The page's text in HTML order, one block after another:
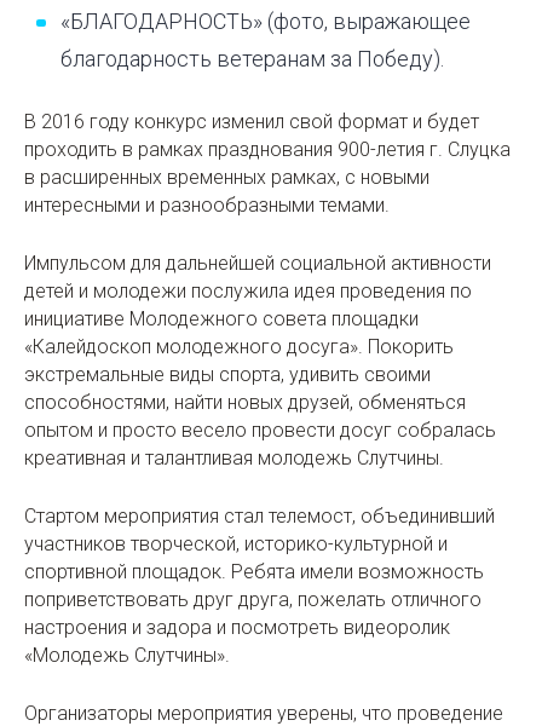
«БЛАГОДАРНОСТЬ» (фото, выражающее
благодарность ветеранам за Победу).
В 2016 году конкурс изменил свой формат и будет
проходить в рамках празднования 900-летия г. Слуцка
в расширенных временных рамках, с новыми
интересными и разнообразными темами.
Импульсом для дальнейшей социальной активности
детей и молодежи послужила идея проведения по
инициативе Молодежного совета площадки
«Калейдоскоп молодежного досуга». Покорить
экстремальные виды спорта, удивить своими
способностями, найти новых друзей, обменяться
опытом и просто весело провести досуг собралась
креативная и талантливая молодежь Слутчины.
Стартом мероприятия стал телемост, объединивший
участников творческой, историко-культурной и
спортивной площадок. Ребята имели возможность
поприветствовать друг друга, пожелать отличного
настроения и задора и посмотреть видеоролик
«Молодежь Слутчины».
Организаторы мероприятия уверены, что проведение